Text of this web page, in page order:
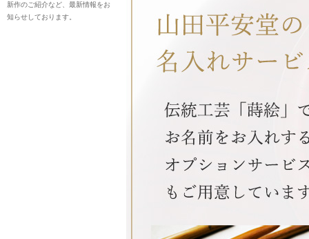
新作のご紹介など、最新情報をお
知らせしております。